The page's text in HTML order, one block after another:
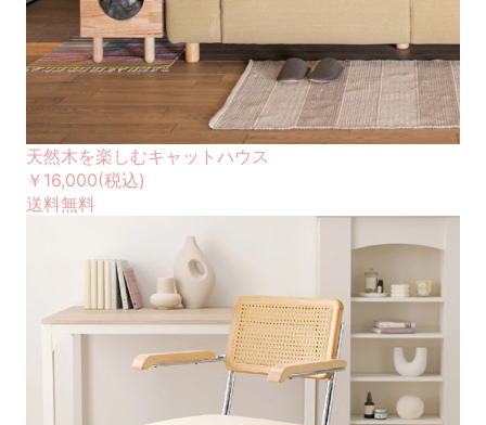
天然木を楽しむキャットハウス
￥16,000(税込)
送料無料